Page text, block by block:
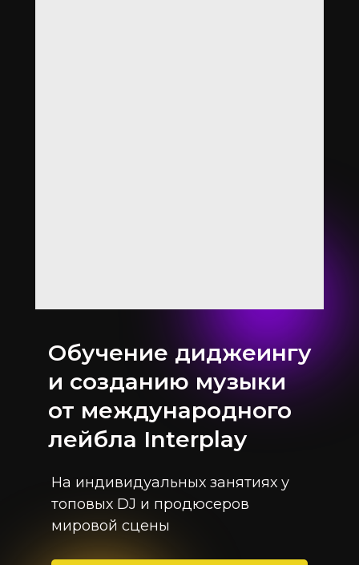
Обучение диджеингу
и созданию музыки
от международного
лейбла Interplay
На индивидуальных занятиях у
топовых DJ и продюсеров
мировой сцены